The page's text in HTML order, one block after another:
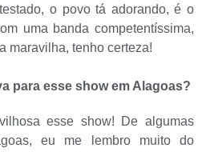
o povo tá adorando, é o
uma banda competentíssima,
maravilha, tenho certeza!
para esse show em Alagoas?
esse show! De algumas
eu me lembro muito do